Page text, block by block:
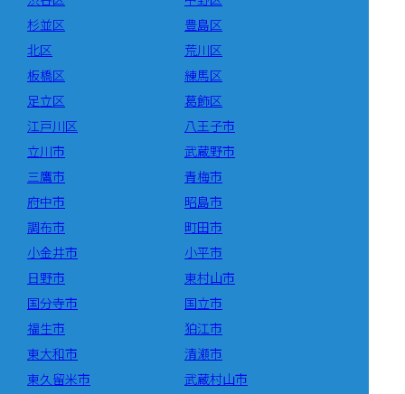
杉並区
豊島区
北区
荒川区
板橋区
練馬区
足立区
葛飾区
江戸川区
八王子市
立川市
武蔵野市
三鷹市
青梅市
府中市
昭島市
調布市
町田市
小金井市
小平市
日野市
東村山市
国分寺市
国立市
福生市
狛江市
東大和市
清瀬市
東久留米市
武蔵村山市